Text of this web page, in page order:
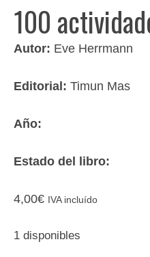
100
Autor: Eve Herrmann
Editorial: Timun Mas
Año:
Estado del libro:
4,00€ IVA incluído
1 disponibles